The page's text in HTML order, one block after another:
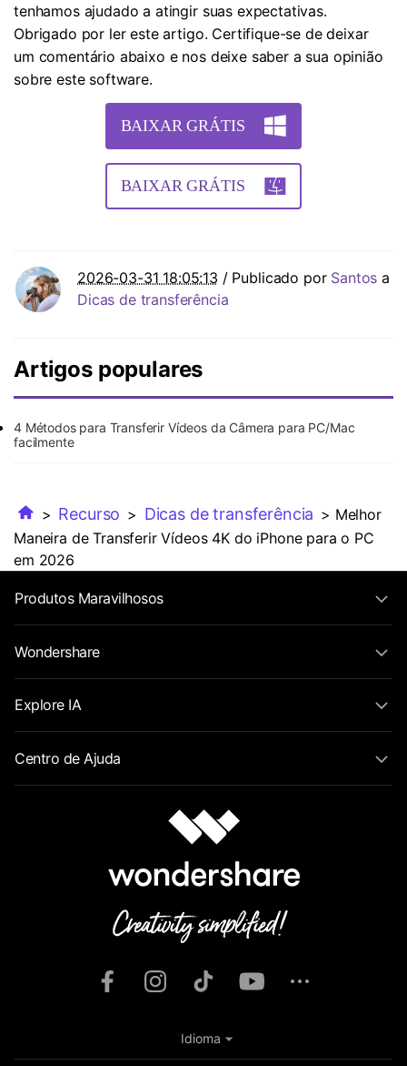
tenhamos ajudado a atingir suas expectativas.
Obrigado por ler este artigo. Certifique-se de deixar
um comentário abaixo e nos deixe saber a sua opinião
sobre este software.
BAIXAR GRÁTIS
BAIXAR GRÁTIS
2026-03-31 18:05:13 / Publicado por Santos a
Dicas de transferência
Artigos populares
4 Métodos para Transferir Vídeos da Câmera para PC/Mac
facilmente
> Recurso > Dicas de transferência > Melhor
Maneira de Transferir Vídeos 4K do iPhone para o PC
em 2026
Produtos Maravilhosos
Wondershare
Explore IA
Centro de Ajuda
Idioma